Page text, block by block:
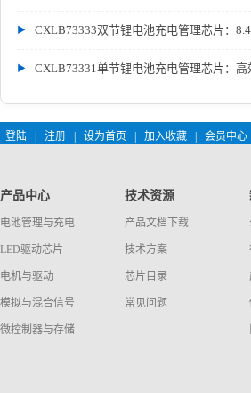
CXLB73333双节锂电池充电管理芯片：
CXLB73331单节锂电池充电管理芯片：高
登陆 注册 设为首页 加入收藏 会员中心
产品中心
电池管理与充电
LED驱动芯片
电机与驱动
模拟与混合信号
微控制器与存储
技术资源
产品文档下载
技术方案
芯片目录
常见问题